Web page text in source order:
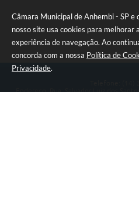
Câmara Municipal de Anhembi - SP e
nosso site usa cookies para melhorar
experiência de navegação. Ao
concorda com a nossa Política de
Privacidade.
Endereço: Rua: Salvador Luiz dos